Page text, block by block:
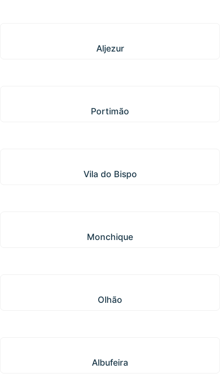
Aljezur
Portimão
Vila do Bispo
Monchique
Olhão
Albufeira